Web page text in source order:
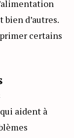
d’autres.
certains
aident à